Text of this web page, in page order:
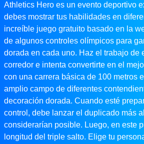
Athletics Hero es un evento deportivo
debes mostrar tus habilidades en
increíble juego gratuito basado en la
de algunos controles olímpicos para
dorada en cada uno. Haz el trabajo de
corredor e intenta convertirte en el
con una carrera básica de 100 metros
amplio campo de diferentes
decoración dorada. Cuando esté
control, debe lanzar el duplicado más
considerarían posible. Luego, en este
longitud del triple salto. Elige tu